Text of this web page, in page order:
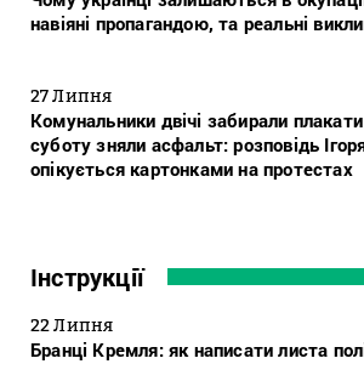
навіяні пропагандою, та реальні
27 Липня
Комунальники двічі забирали
суботу зняли асфальт: розповідь
опікується картонками на протестах
Інструкції
22 Липня
Бранці Кремля: як написати листа